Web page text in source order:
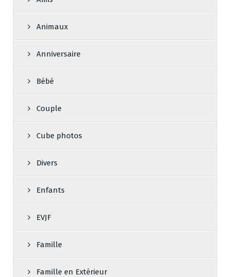
Animaux
Anniversaire
Bébé
Couple
Cube photos
Divers
Enfants
EVJF
Famille
Famille en Extérieur